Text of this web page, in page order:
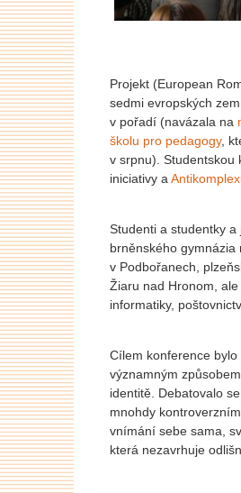
Projekt (European
sedmi evropských
v pořadí (navázala na
školu pro pedagogy,
v srpnu). Studentskou
iniciativy a
Studenti a studentky a
brněnského gymnázia
v Podbořanech,
Žiaru nad Hronom,
informatiky,
Cílem konference
významným
identitě. Debatovalo
mnohdy
vnímání sebe sama,
která nezavrhuje